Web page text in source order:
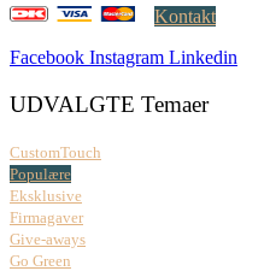
Kontakt
Facebook Instagram Linkedin
UDVALGTE Temaer
CustomTouch
Populære
Eksklusive
Firmagaver
Give-aways
Go Green